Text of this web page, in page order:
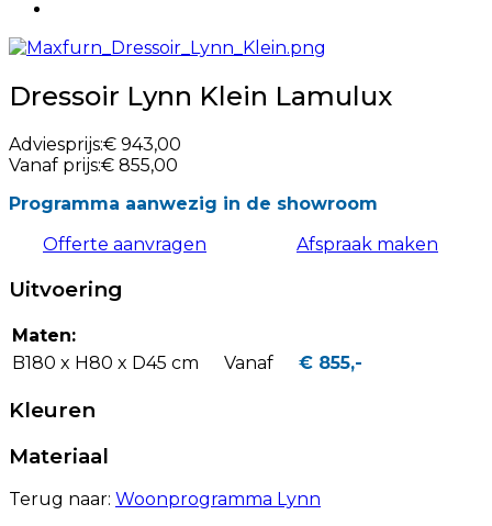
Dressoir Lynn Klein Lamulux
Adviesprijs:€ 943,00
Vanaf prijs:€ 855,00
Programma aanwezig in de showroom
Offerte aanvragen
Afspraak maken
Uitvoering
Maten:
B180 x H80 x D45 cm
Vanaf € 855,-
Kleuren
Materiaal
Terug naar: Woonprogramma Lynn